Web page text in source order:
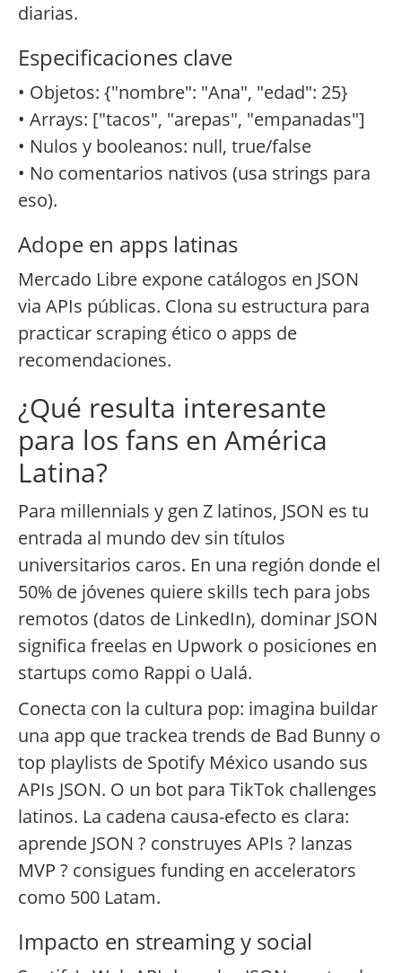
diarias.
Especificaciones clave
• Objetos: {"nombre": "Ana", "edad": 25}
• Arrays: ["tacos", "arepas", "empanadas"]
• Nulos y booleanos: null, true/false
• No comentarios nativos (usa strings para
eso).
Adope en apps latinas
Mercado Libre expone catálogos en JSON
via APIs públicas. Clona su estructura para
practicar scraping ético o apps de
recomendaciones.
¿Qué resulta interesante
para los fans en América
Latina?
Para millennials y gen Z latinos, JSON es tu
entrada al mundo dev sin títulos
universitarios caros. En una región donde el
50% de jóvenes quiere skills tech para jobs
remotos (datos de LinkedIn), dominar JSON
significa freelas en Upwork o posiciones en
startups como Rappi o Ualá.
Conecta con la cultura pop: imagina buildar
una app que trackea trends de Bad Bunny o
top playlists de Spotify México usando sus
APIs JSON. O un bot para TikTok challenges
latinos. La cadena causa-efecto es clara:
aprende JSON ? construyes APIs ? lanzas
MVP ? consigues funding en accelerators
como 500 Latam.
Impacto en streaming y social